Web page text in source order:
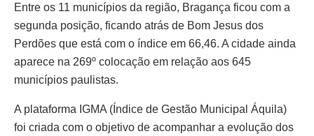
Entre os 11 municípios da região, Bragança ficou com a
segunda posição, ficando atrás de Bom Jesus dos
Perdões que está com o índice em 66,46. A cidade ainda
aparece na 269º colocação em relação aos 645
municípios paulistas.
A plataforma IGMA (Índice de Gestão Municipal Áquila)
foi criada com o objetivo de acompanhar a evolução dos